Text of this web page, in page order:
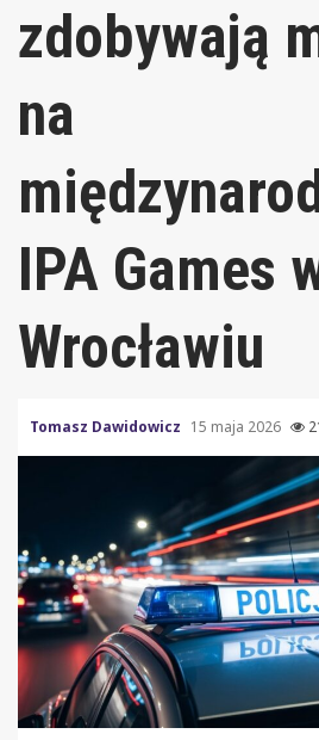
zdobywają
na
IPA Games
Wrocławiu
Tomasz Dawidowicz 15 maja 2026